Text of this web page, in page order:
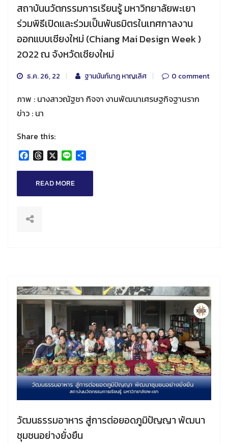
สถาบันนวัตกรรมการเรียนรู้ มหาวิทยาลัยพะเยา
ร่วมพิธีเปิดและร่วมเป็นพันธมิตรในเทศกาลงาน
ออกแบบเชียงใหม่ (Chiang Mai Design Week )
2022 ณ จังหวัดเชียงใหม่
ธ.ค. 26, 22 ฐานนันท์นาฎ หาญเลิศ 0 comment
ภาพ : นางสาวณัฐชา กิจจา งานพัฒนาเศรษฐกิจฐานราก
ข่าว : นา
Share this:
Facebook
Threads
X Line
READ MORE
วัฒนธรรมอาหาร สู่การต่อยอดภูมิปัญญา พัฒนา
ชุมชนอย่างยั่งยืน